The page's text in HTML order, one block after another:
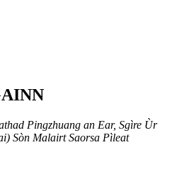
Pingzhuang an Ear, Sgìre Ùr
Sòn Malairt Saorsa Pìleat